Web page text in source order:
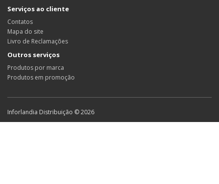
Serviços ao cliente
Contatos
Mapa do site
Livro de Reclamações
Outros serviços
Produtos por marca
Produtos em promoção
Inforlandia Distribuição © 2026